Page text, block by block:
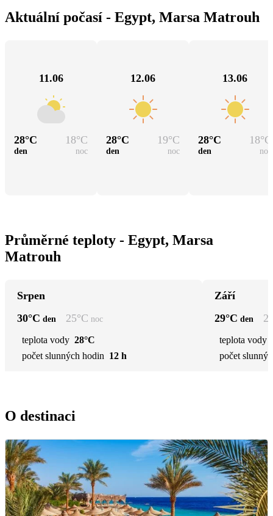
Aktuální počasí - Egypt, Marsa Matrouh
11.06
28°C 18°C
den noc
12.06
28°C 19°C
den noc
13.06
28°C 18°C
den noc
Průměrné teploty - Egypt, Marsa
Matrouh
Srpen
30°C den 25°C noc
teplota vody 28°C
počet slunných hodin 12 h
Září
29°C den
teplota vody
počet
O destinaci